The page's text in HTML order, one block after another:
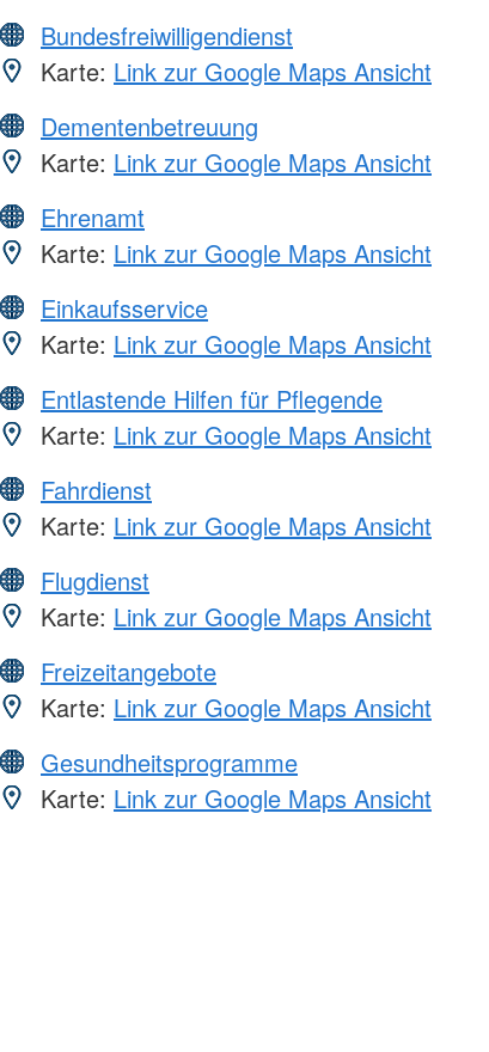
Bundesfreiwilligendienst
Karte: Link zur Google Maps Ansicht
Dementenbetreuung
Karte: Link zur Google Maps Ansicht
Ehrenamt
Karte: Link zur Google Maps Ansicht
Einkaufsservice
Karte: Link zur Google Maps Ansicht
Entlastende Hilfen für Pflegende
Karte: Link zur Google Maps Ansicht
Fahrdienst
Karte: Link zur Google Maps Ansicht
Flugdienst
Karte: Link zur Google Maps Ansicht
Freizeitangebote
Karte: Link zur Google Maps Ansicht
Gesundheitsprogramme
Karte: Link zur Google Maps Ansicht